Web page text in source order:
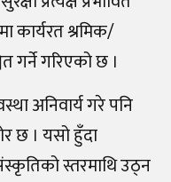
कार्यरत श्रमिक/
गर्ने गरिएको छ ।
अनिवार्य गरे पनि
‍छ । यसो हुँदा
स्तरमाथि उठ्न